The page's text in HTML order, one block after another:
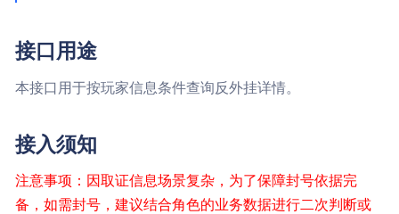
接口用途
本接口用于按玩家信息条件查询反外挂详情。
接入须知
注意事项：因取证信息场景复杂，为了保障封号依据完
备，如需封号，建议结合角色的业务数据进行二次判断或